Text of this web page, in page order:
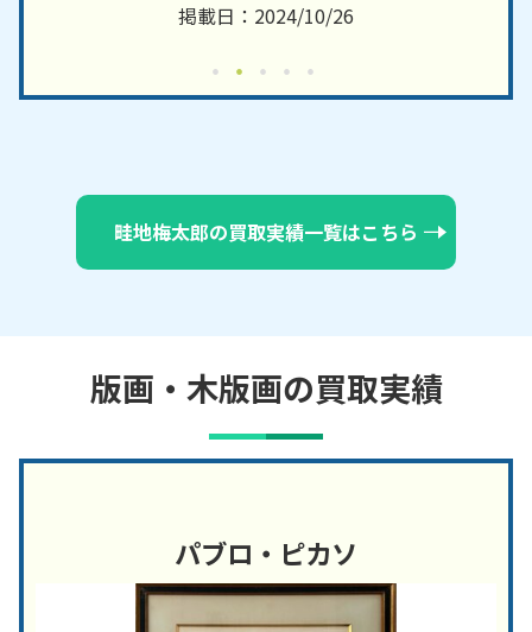
掲載日：2024/10/26
畦地梅太郎の買取実績一覧はこちら
版画・木版画の買取実績
パブロ・ピカソ